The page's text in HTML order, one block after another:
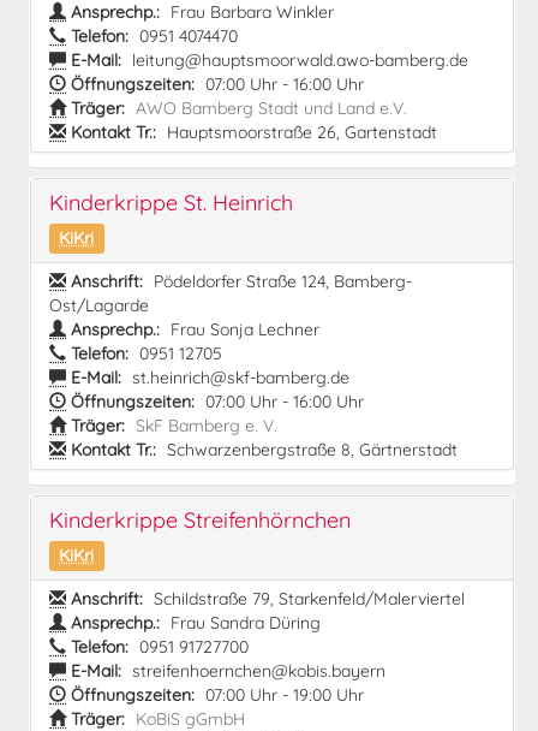
Ansprechp.: Frau Barbara Winkler
Telefon: 0951 4074470
E-Mail: leitung@hauptsmoorwald.awo-bamberg.de
Öffnungszeiten: 07:00 Uhr - 16:00 Uhr
Träger: AWO Bamberg Stadt und Land e.V.
Kontakt Tr.: Hauptsmoorstraße 26, Gartenstadt
Kinderkrippe St. Heinrich
KiKri
Anschrift: Pödeldorfer Straße 124, Bamberg-
Ost/Lagarde
Ansprechp.: Frau Sonja Lechner
Telefon: 0951 12705
E-Mail: st.heinrich@skf-bamberg.de
Öffnungszeiten: 07:00 Uhr - 16:00 Uhr
Träger: SkF Bamberg e. V.
Kontakt Tr.: Schwarzenbergstraße 8, Gärtnerstadt
Kinderkrippe Streifenhörnchen
KiKri
Anschrift: Schildstraße 79, Starkenfeld/Malerviertel
Ansprechp.: Frau Sandra Düring
Telefon: 0951 91727700
E-Mail: streifenhoernchen@kobis.bayern
Öffnungszeiten: 07:00 Uhr - 19:00 Uhr
Träger: KoBiS gGmbH